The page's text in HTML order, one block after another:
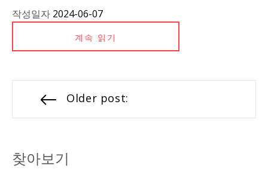
작성일자 2024-06-07
계속 읽기
Older post:
찾아보기